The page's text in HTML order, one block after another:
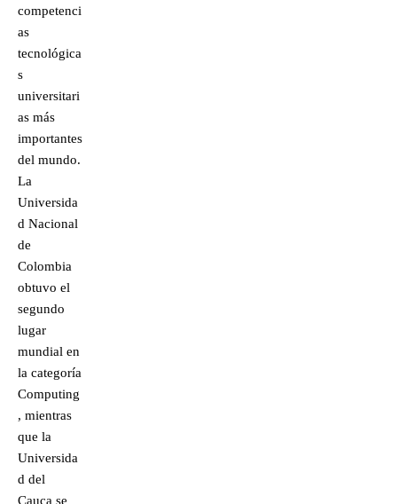
competenci
as
tecnológica
s
universitari
as más
importantes
del mundo.
La
Universida
d Nacional
de
Colombia
obtuvo el
segundo
lugar
mundial en
la categoría
Computing
, mientras
que la
Universida
d del
Cauca se